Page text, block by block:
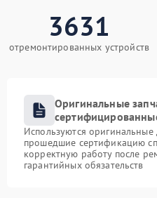
3631
отремонтированных устройств
Оригинальные
Используются
прошедшие сертификацию
корректную работу после
гарантийных обязательств